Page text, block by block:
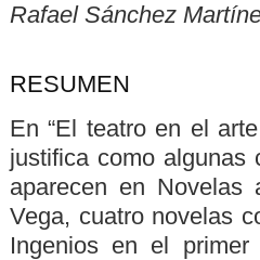
Rafael Sánchez
RESUMEN
En “El teatro en el
justifica como algunas
aparecen en
Vega, cuatro novelas
Ingenios en el